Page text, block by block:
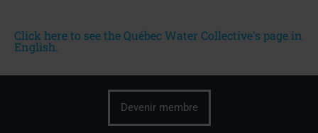
Click here to see the Québec Water Collective's page in
English.
Devenir membre